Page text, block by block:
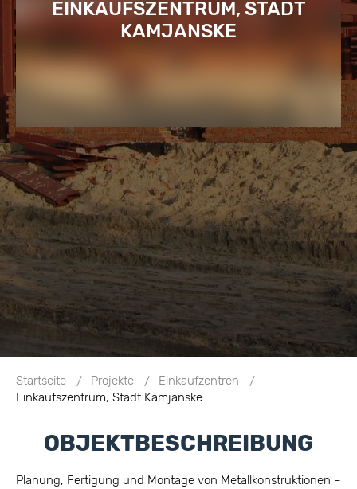
EINKAUFSZENTRUM, STADT
KAMJANSKE
Startseite Projekte
Einkaufzentren
Einkaufszentrum, Stadt Kamjanske
OBJEKTBESCHREIBUNG
Planung, Fertigung und Montage von Metallkonstruktionen –